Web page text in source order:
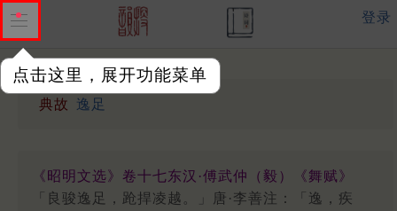
点击这里，展开功能菜单
登录
典故 逸足
《昭明文选》卷十七东汉·傅武仲（毅）《舞赋》
「良骏逸足，跄捍凌越。」唐·李善注：「逸，疾